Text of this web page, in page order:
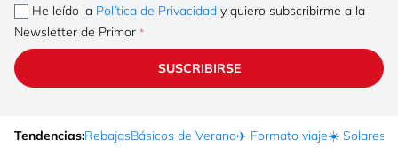
He leído la Política de Privacidad y quiero subscribirme a la
Newsletter de Primor
SUSCRIBIRSE
Tendencias:RebajasBásicos de Verano✈️ Formato viaje☀️ Solares